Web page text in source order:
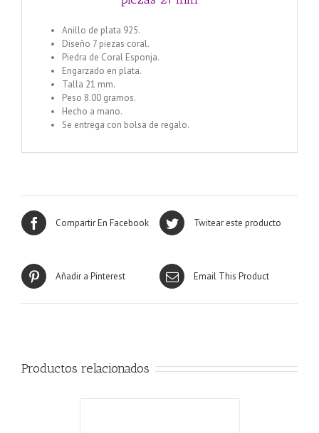
Anillo de plata 925.
Diseño 7 piezas coral.
Piedra de Coral Esponja.
Engarzado en plata.
Talla 21 mm.
Peso 8.00 gramos.
Hecho a mano.
Se entrega con bolsa de regalo.
Compartir En Facebook Twitear este producto
Añadir a Pinterest Email This Product
Productos relacionados